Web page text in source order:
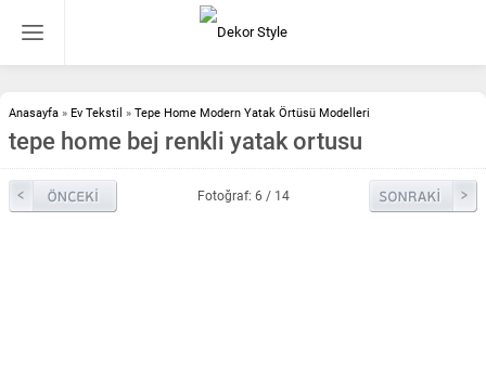
Anasayfa » Ev Tekstil » Tepe Home Modern Yatak Örtüsü Modelleri
tepe home bej renkli yatak ortusu
Fotoğraf: 6 / 14